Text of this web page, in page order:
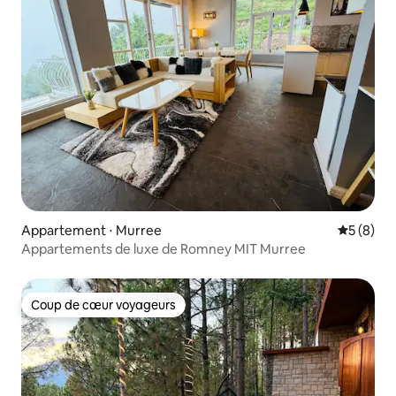
Appartement ⋅ Murree
5 (8)
Appartements de luxe de Romney MIT Murree
Coup de cœur voyageurs
Coup de cœur voyageurs